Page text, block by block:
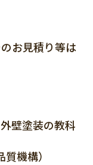
お見積り等は
壁塗装の教科
機構）